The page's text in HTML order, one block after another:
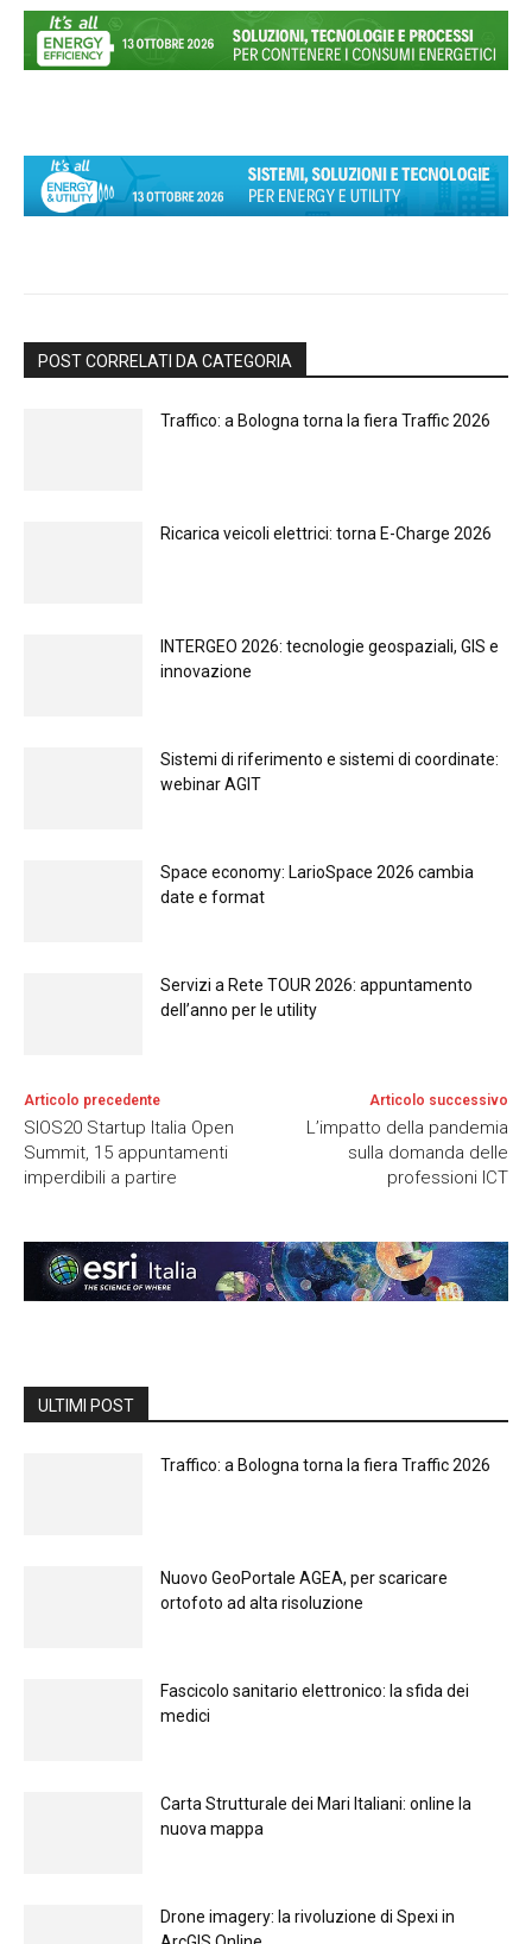
POST CORRELATI DA CATEGORIA
Traffico: a Bologna torna la fiera Traffic 2026
Ricarica veicoli elettrici: torna E-Charge 2026
INTERGEO 2026: tecnologie geospaziali, GIS e
innovazione
Sistemi di riferimento e sistemi di coordinate:
webinar AGIT
Space economy: LarioSpace 2026 cambia
date e format
Servizi a Rete TOUR 2026: appuntamento
dell’anno per le utility
Articolo precedente
SIOS20 Startup Italia Open
Summit, 15 appuntamenti
imperdibili a partire
Articolo successivo
L’impatto della pandemia
sulla domanda delle
professioni ICT
ULTIMI POST
Traffico: a Bologna torna la fiera Traffic 2026
Nuovo GeoPortale AGEA, per scaricare
ortofoto ad alta risoluzione
Fascicolo sanitario elettronico: la sfida dei
medici
Carta Strutturale dei Mari Italiani: online la
nuova mappa
Drone imagery: la rivoluzione di Spexi in